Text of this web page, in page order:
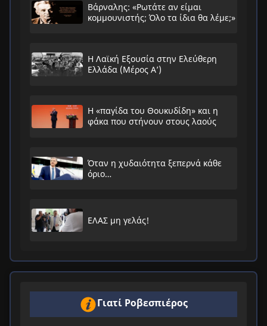
Βάρναλης: «Ρωτάτε αν είμαι
κομμουνιστής; Όλο τα ίδια θα λέμε;»
Η Λαϊκή Εξουσία στην Ελεύθερη
Ελλάδα (Μέρος Α’)
Η «παγίδα του Θουκυδίδη» και η
φάκα που στήνουν στους λαούς
Όταν η χυδαιότητα ξεπερνά κάθε
όριο…
ΕΛΑΣ μη γελάς!
Γιατί Ροβεσπιέρος